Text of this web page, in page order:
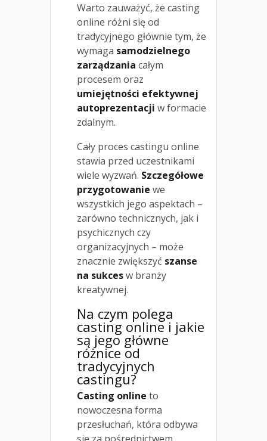
Warto zauważyć, że casting
online różni się od
tradycyjnego głównie tym, że
wymaga samodzielnego
zarządzania całym
procesem oraz
umiejętności efektywnej
autoprezentacji w formacie
zdalnym.
Cały proces castingu online
stawia przed uczestnikami
wiele wyzwań. Szczegółowe
przygotowanie we
wszystkich jego aspektach –
zarówno technicznych, jak i
psychicznych czy
organizacyjnych – może
znacznie zwiększyć szanse
na sukcesw branży
kreatywnej.
Na czym polega
casting online i jakie
są jego główne
różnice od
tradycyjnych
castingu?
Casting online to
nowoczesna forma
przesłuchań, która odbywa